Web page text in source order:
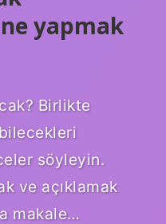
yapmak
Birlikte
söyleyin.
ve açıklamak
makale…